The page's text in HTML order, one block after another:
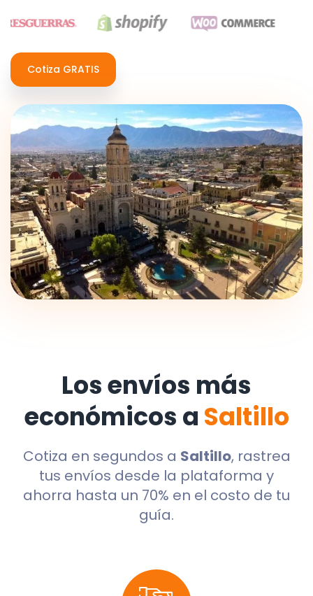
Cotiza GRATIS
Los envíos más
económicos a Saltillo
Cotiza en segundos a Saltillo, rastrea
tus envíos desde la plataforma y
ahorra hasta un 70% en el costo de tu
guía.